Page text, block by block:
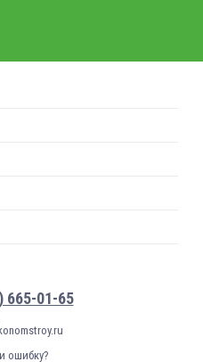
665-01-65
ошибку?